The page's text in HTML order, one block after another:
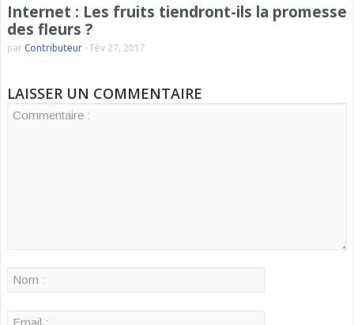
Internet : Les fruits tiendront-ils la promesse
des fleurs ?
par Contributeur - Fév 27, 2017
LAISSER UN COMMENTAIRE